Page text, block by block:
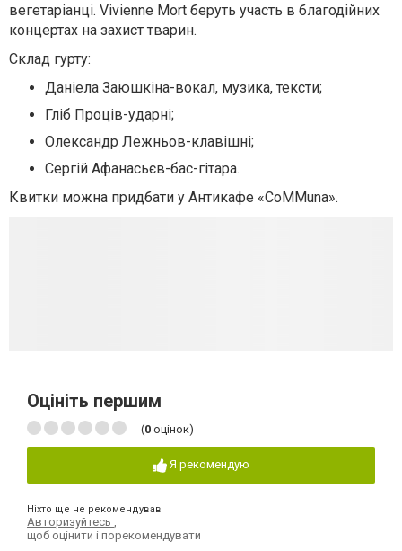
вегетаріанці. Vivienne Mort беруть участь в благодійних
концертах на захист тварин.
Склад гурту:
Даніела Заюшкіна-вокал, музика, тексти;
Гліб Проців-ударні;
Олександр Лежньов-клавішні;
Сергій Афанасьєв-бас-гітара.
Квитки можна придбати у Антикафе «CoMMuna».
Оцініть першим
(0 оцінок)
Я рекомендую
Ніхто ще не рекомендував
Авторизуйтесь
щоб оцінити і порекомендувати